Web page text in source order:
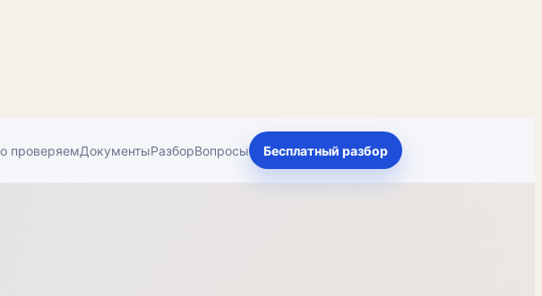
проверяемДокументыРазборВопросы Бесплатный разбор